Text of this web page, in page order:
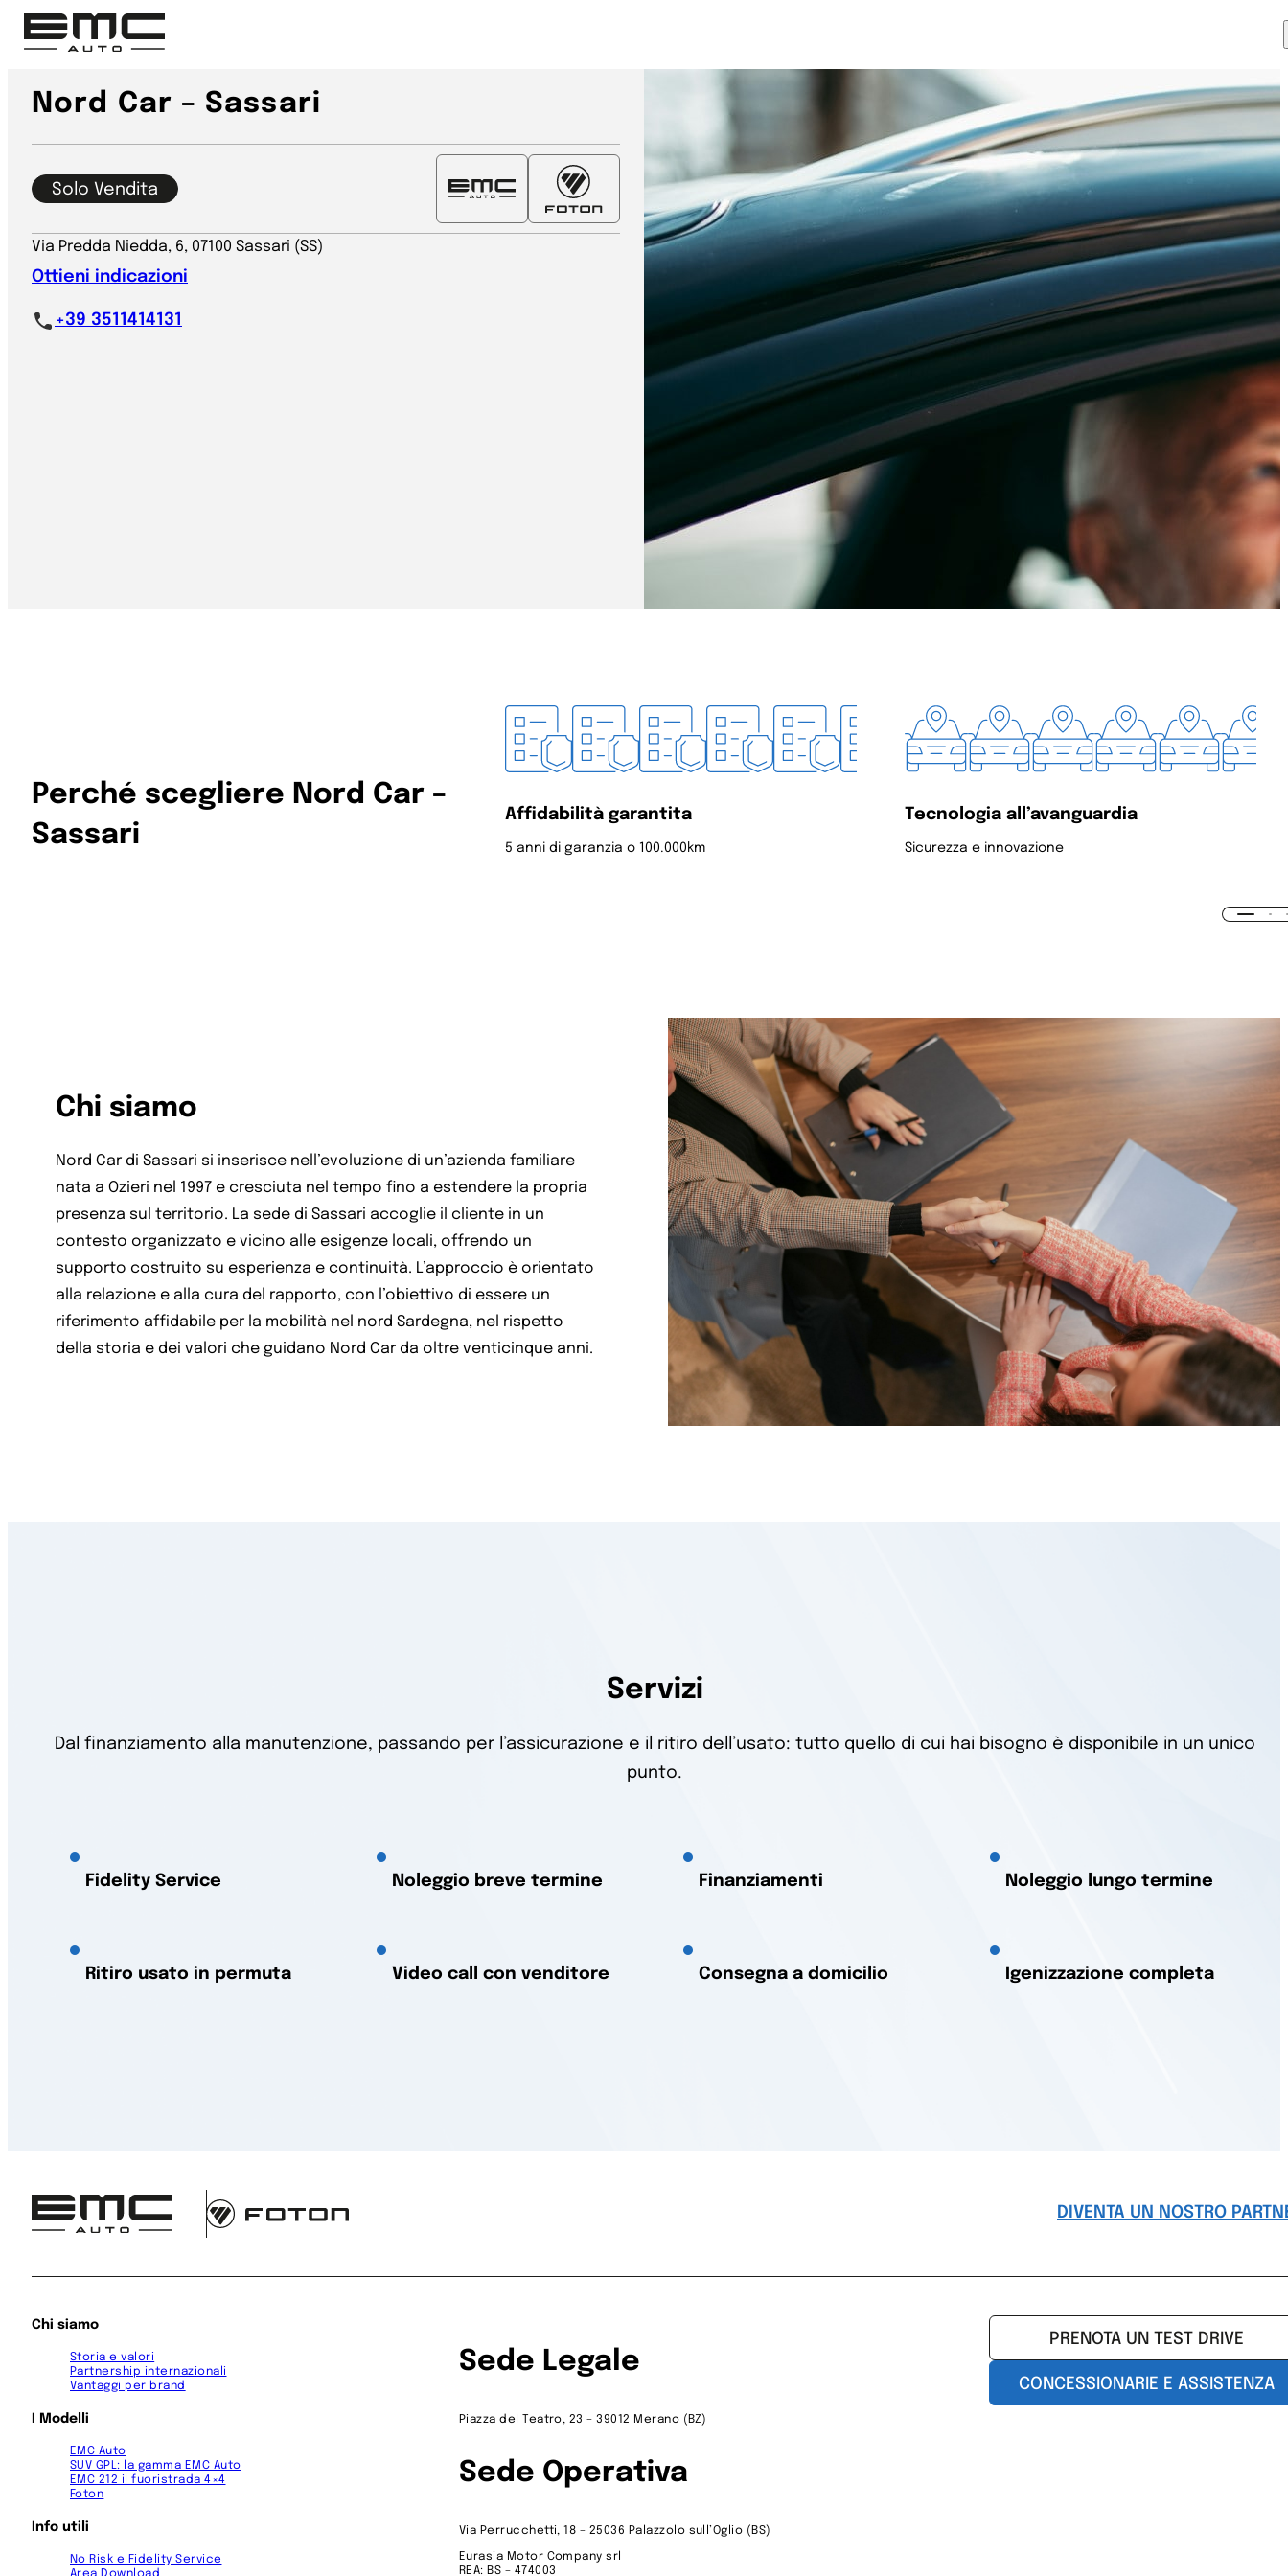
Vai
contenuto
Nord Car – Sassari
Solo Vendita
Via Predda Niedda, 6, 07100 Sassari (SS)
Ottieni indicazioni
+39 3511414131
Perché scegliere Nord Car –
Sassari
Affidabilità garantita
5 anni di garanzia o 100.000km
Tecnologia all’avanguardia
Sicurezza e innovazione
Chi siamo
Nord Car di Sassari si inserisce nell’evoluzione di un’azienda familiare
nata a Ozieri nel 1997 e cresciuta nel tempo fino a estendere la propria
presenza sul territorio. La sede di Sassari accoglie il cliente in un
contesto organizzato e vicino alle esigenze locali, offrendo un
supporto costruito su esperienza e continuità. L’approccio è orientato
alla relazione e alla cura del rapporto, con l’obiettivo di essere un
riferimento affidabile per la mobilità nel nord Sardegna, nel rispetto
della storia e dei valori che guidano Nord Car da oltre venticinque anni.
Servizi
Dal finanziamento alla manutenzione, passando per l’assicurazione e il ritiro dell’usato: tutto quello di cui hai bisogno è disponibile in un unico
punto.
Fidelity Service Noleggio breve termine Finanziamenti Noleggio lungo termine
Ritiro usato in permuta Video call con venditore Consegna a domicilio Igenizzazione completa
DIVENTA UN NOSTRO
Chi siamo
Storia e valori
Partnership internazionali
Vantaggi per brand
I Modelli
EMC Auto
SUV GPL: la gamma EMC Auto
EMC 212 il fuoristrada 4×4
Foton
Info utili
No Risk e Fidelity Service
Sede Legale
Piazza del Teatro, 23 – 39012 Merano (BZ)
Sede Operativa
Via Perrucchetti, 18 – 25036 Palazzolo sull’Oglio (BS)
Eurasia Motor Company srl
REA: BS – 474003
PRENOTA UN TEST DRIVE
CONCESSIONARIE E ASSISTENZA